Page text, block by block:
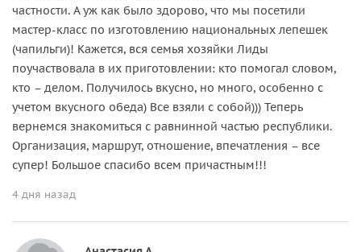
частности. А уж как было здорово, что мы посетили
мастер-класс по изготовлению национальных лепешек
(чапильги)! Кажется, вся семья хозяйки Лиды
поучаствовала в их приготовлении: кто помогал словом,
кто – делом. Получилось вкусно, но много, особенно с
учетом вкусного обеда) Все взяли с собой))) Теперь
вернемся знакомиться с равнинной частью республики.
Организация, маршрут, отношение, впечатления – все
супер! Большое спасибо всем причастным!!!
4 дня назад